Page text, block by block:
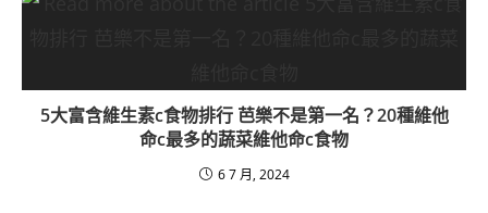
5大富含維生素c食物排行 芭樂不是第一名？20種維他
命c最多的蔬菜維他命c食物
6 7 月, 2024